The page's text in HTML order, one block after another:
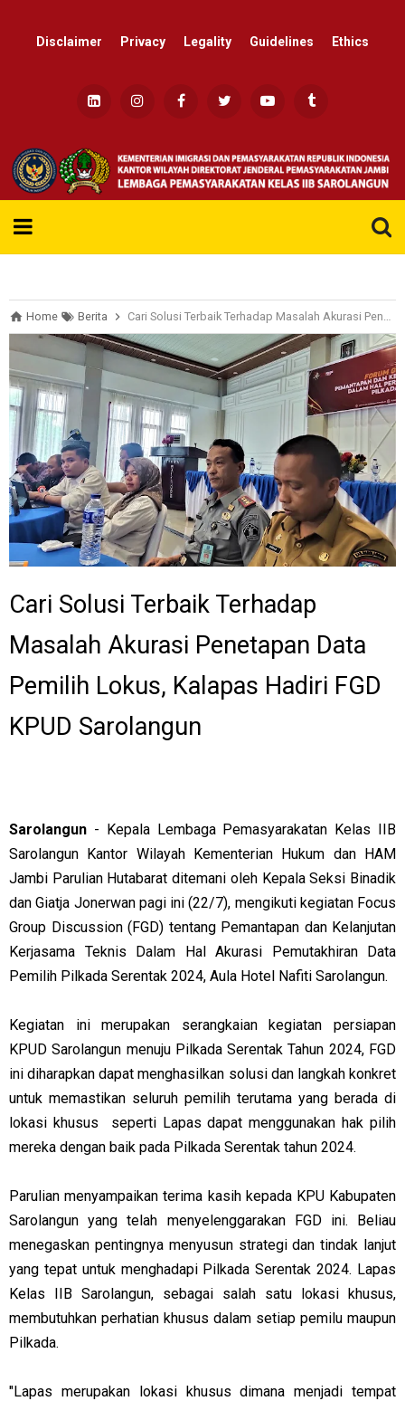
Disclaimer Privacy Legality Guidelines Ethics
Home Berita Cari Solusi Terbaik Terhadap Masalah Akurasi Penetapan Data Pemilih Lokus, Kalapas Hadiri FGD KPUD Sarolangun
Cari Solusi Terbaik Terhadap
Masalah Akurasi Penetapan Data
Pemilih Lokus, Kalapas Hadiri FGD
KPUD Sarolangun
Sarolangun - Kepala Lembaga Pemasyarakatan Kelas IIB
Sarolangun Kantor Wilayah Kementerian Hukum dan HAM
Jambi Parulian Hutabarat ditemani oleh Kepala Seksi Binadik
dan Giatja Jonerwan pagi ini (22/7), mengikuti kegiatan Focus
Group Discussion (FGD) tentang Pemantapan dan Kelanjutan
Kerjasama Teknis Dalam Hal Akurasi Pemutakhiran Data
Pemilih Pilkada Serentak 2024, Aula Hotel Nafiti Sarolangun.
Kegiatan ini merupakan serangkaian kegiatan persiapan
KPUD Sarolangun menuju Pilkada Serentak Tahun 2024, FGD
ini diharapkan dapat menghasilkan solusi dan langkah konkret
untuk memastikan seluruh pemilih terutama yang berada di
lokasi khusus seperti Lapas dapat menggunakan hak pilih
mereka dengan baik pada Pilkada Serentak tahun 2024.
Parulian menyampaikan terima kasih kepada KPU Kabupaten
Sarolangun yang telah menyelenggarakan FGD ini. Beliau
menegaskan pentingnya menyusun strategi dan tindak lanjut
yang tepat untuk menghadapi Pilkada Serentak 2024. Lapas
Kelas IIB Sarolangun, sebagai salah satu lokasi khusus,
membutuhkan perhatian khusus dalam setiap pemilu maupun
Pilkada.
"Lapas merupakan lokasi khusus dimana menjadi tempat